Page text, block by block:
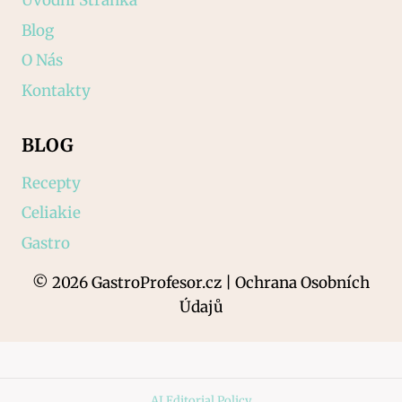
Blog
O Nás
Kontakty
BLOG
Recepty
Celiakie
Gastro
© 2026 GastroProfesor.cz | Ochrana Osobních
Údajů